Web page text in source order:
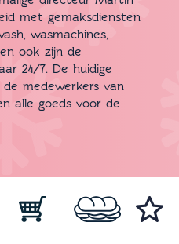
met gemaksdiensten
wasmachines,
ook zijn de
24/7. De huidige
medewerkers van
alle goeds voor de